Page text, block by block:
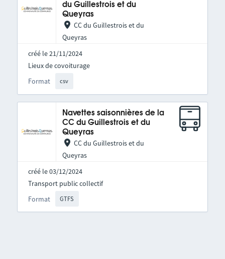
du Guillestrois et du
Queyras
CC du Guillestrois et du
Queyras
créé le 21/11/2024
Format csv
Lieux de covoiturage
Navettes saisonnières de la
CC du Guillestrois et du
Queyras
CC du Guillestrois et du
Queyras
créé le 03/12/2024
Format GTFS
Transport public collectif